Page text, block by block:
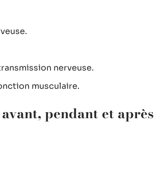
nerveuse.
musculaire.
pendant et après